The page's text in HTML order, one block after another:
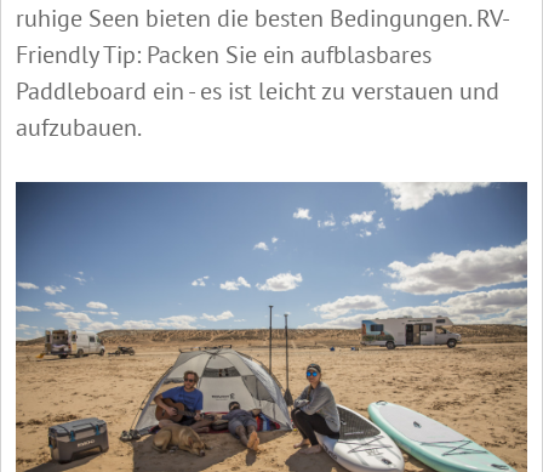
ruhige Seen bieten die besten Bedingungen. RV-
Friendly Tip: Packen Sie ein aufblasbares
Paddleboard ein - es ist leicht zu verstauen und
aufzubauen.